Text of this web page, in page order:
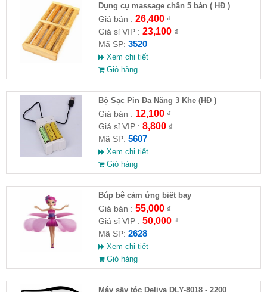
Dụng cụ massage chân 5 bàn ( HĐ )
Giá bán : 26,400₫
Giá sỉ VIP : 23,100₫
Mã SP: 3520
Xem chi tiết
Giỏ hàng
Bộ Sạc Pin Đa Năng 3 Khe (HĐ )
Giá bán : 12,100₫
Giá sỉ VIP : 8,800₫
Mã SP: 5607
Xem chi tiết
Giỏ hàng
​Búp bê cảm ứng biết bay
Giá bán : 55,000₫
Giá sỉ VIP : 50,000₫
Mã SP: 2628
Xem chi tiết
Giỏ hàng
Máy sấy tóc Deliya DLY-8018 - 2200